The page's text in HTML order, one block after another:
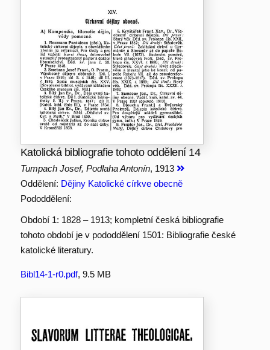
Katolická bibliografie tohoto oddělení 14
Tumpach Josef, Podlaha Antonín, 1913
Oddělení: Dějiny Katolické církve obecně
Pododdělení:
Období 1: 1828 – 1913; kompletní česká bibliografie
tohoto období je v pododdělení 1501: Bibliografie české
katolické literatury.
Bibl14-1-r0.pdf, 9.5 MB